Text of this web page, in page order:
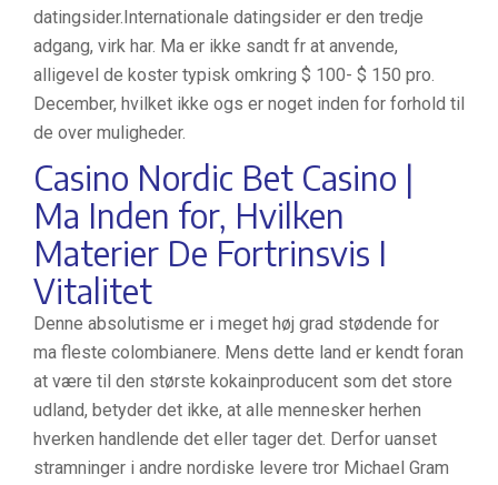
datingsider.Internationale datingsider er den tredje
adgang, virk har. Ma er ikke sandt fr at anvende,
alligevel de koster typisk omkring $ 100- $ 150 pro.
December, hvilket ikke ogs er noget inden for forhold til
de over muligheder.
Casino Nordic Bet Casino |
Ma Inden for, Hvilken
Materier De Fortrinsvis I
Vitalitet
Denne absolutisme er i meget høj grad stødende for
ma fleste colombianere. Mens dette land er kendt foran
at være til den største kokainproducent som det store
udland, betyder det ikke, at alle mennesker herhen
hverken handlende det eller tager det. Derfor uanset
stramninger i andre nordiske levere tror Michael Gram